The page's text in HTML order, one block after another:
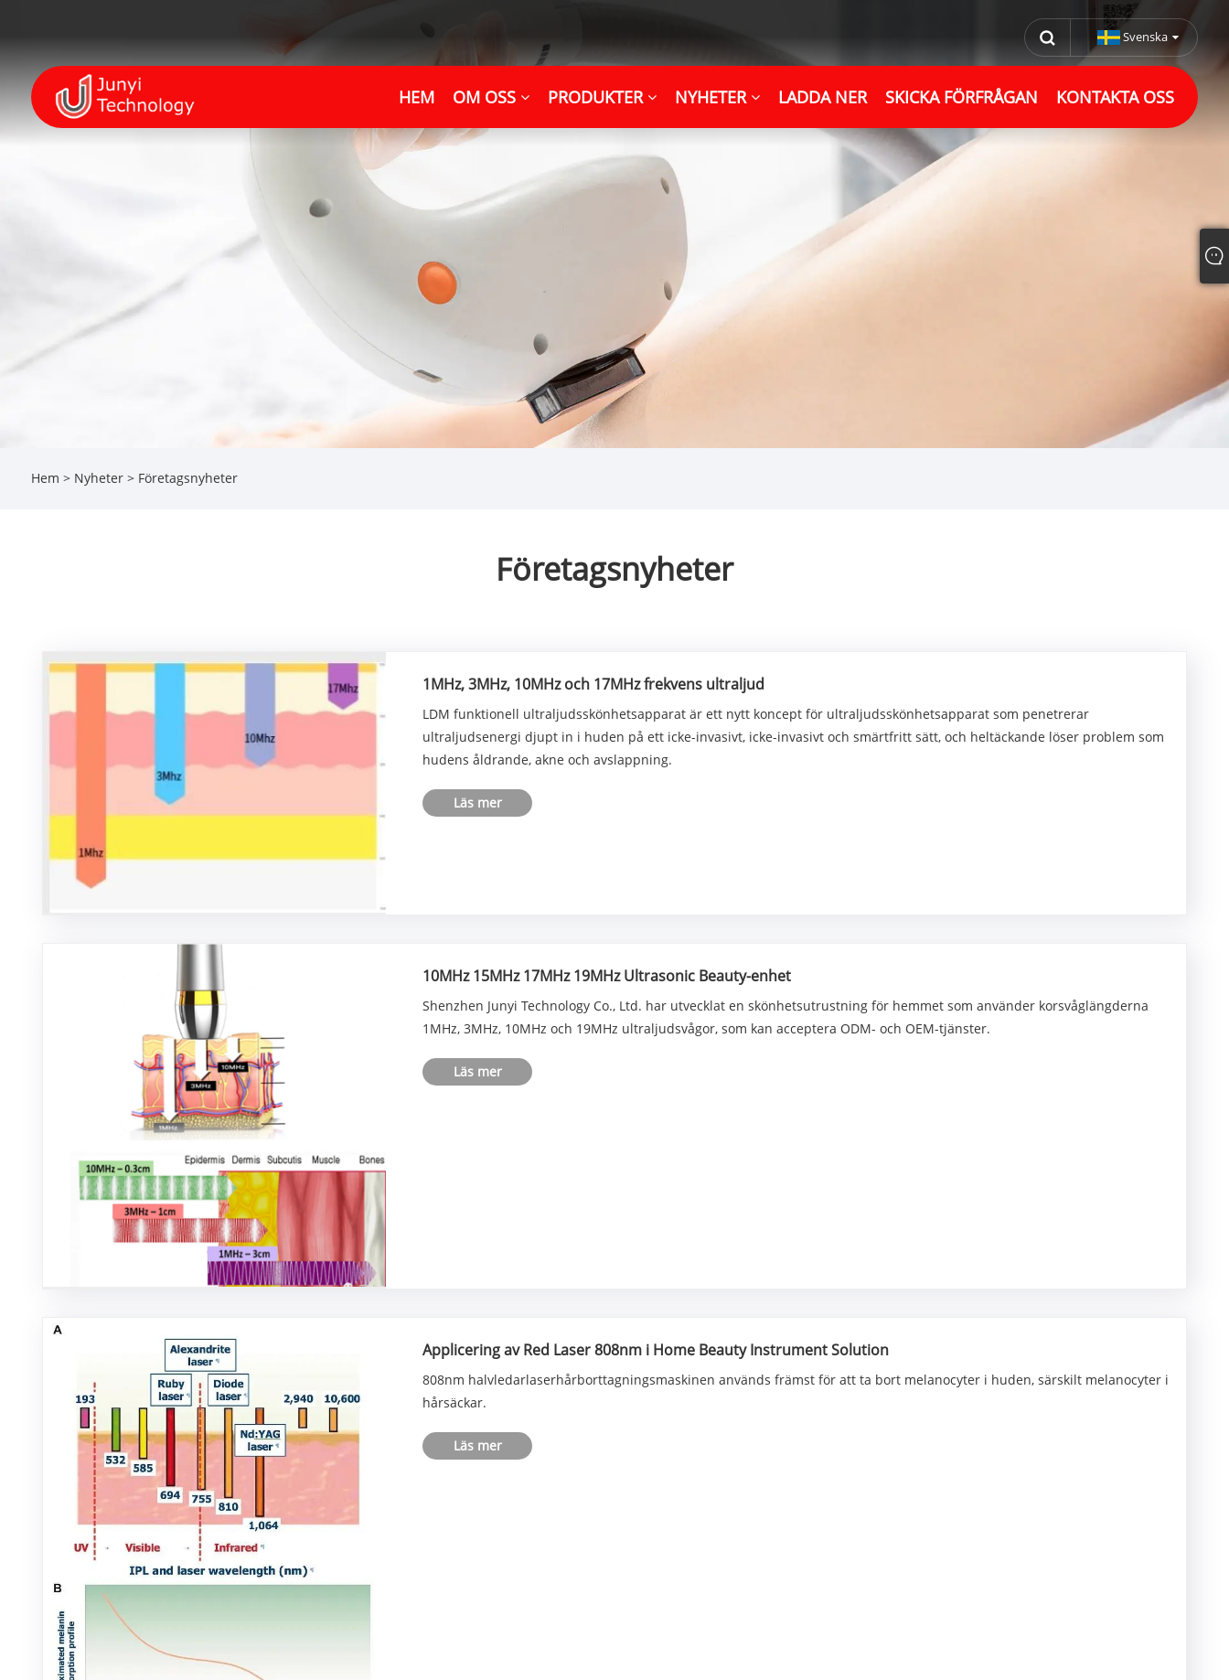
Svenska
HEM OM OSS PRODUKTER NYHETER LADDA NER SKICKA FÖRFRÅGAN KONTAKTA OSS
Hem > Nyheter> Företagsnyheter
Företagsnyheter
1MHz, 3MHz, 10MHz och 17MHz frekvens ultraljud
LDM funktionell ultraljudsskönhetsapparat är ett nytt koncept för ultraljudsskönhetsapparat som penetrerar
ultraljudsenergi djupt in i huden på ett icke-invasivt, icke-invasivt och smärtfritt sätt, och heltäckande löser problem som
hudens åldrande, akne och avslappning.
Läs mer
10MHz 15MHz 17MHz 19MHz Ultrasonic Beauty-enhet
Shenzhen Junyi Technology Co., Ltd. har utvecklat en skönhetsutrustning för hemmet som använder korsvåglängderna
1MHz, 3MHz, 10MHz och 19MHz ultraljudsvågor, som kan acceptera ODM- och OEM-tjänster.
Läs mer
Applicering av Red Laser 808nm i Home Beauty Instrument Solution
808nm halvledarlaserhårborttagningsmaskinen används främst för att ta bort melanocyter i huden, särskilt melanocyter i
hårsäckar.
Läs mer